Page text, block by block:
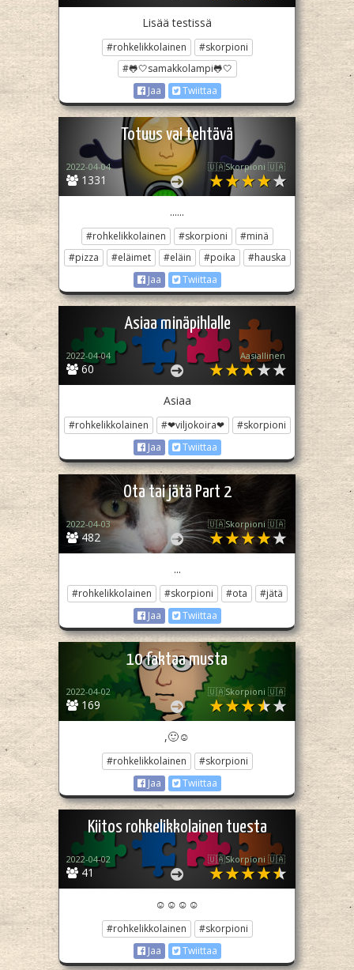
Lisää testissä
#rohkelikkolainen
#skorpioni
#🐸🤍samakkolampi🐸🤍
Jaa
Twiittaa
Totuus vai tehtävä
1331
2022-04-04 🇺🇦Skorpioni 🇺🇦
......
#rohkelikkolainen #skorpioni
#minä
#pizza
#eläimet #eläin #poika
#hauska
Jaa
Twiittaa
Asiaa minäpihlalle
60
2022-04-04 Aasiallinen
Asiaa
#rohkelikkolainen #❤viljokoira❤
#skorpioni
Jaa
Twiittaa
Ota tai jätä Part 2
482
2022-04-03 🇺🇦Skorpioni 🇺🇦
...
#rohkelikkolainen #skorpioni #ota
#jätä
Jaa
Twiittaa
10 faktaa musta
169
2022-04-02 🇺🇦Skorpioni 🇺🇦
,🙂☺️
#rohkelikkolainen
#skorpioni
Jaa
Twiittaa
Kiitos rohkelikkolainen tuesta
41
2022-04-02 🇺🇦Skorpioni 🇺🇦
☺️☺️☺️☺️
#rohkelikkolainen
#skorpioni
Jaa
Twiittaa